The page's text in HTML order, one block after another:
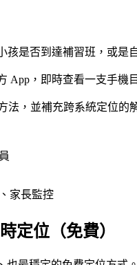
是否到達補習班，或
App，即時查看一支手
法，並補充跨系統定位
家長監控
定位（免費）